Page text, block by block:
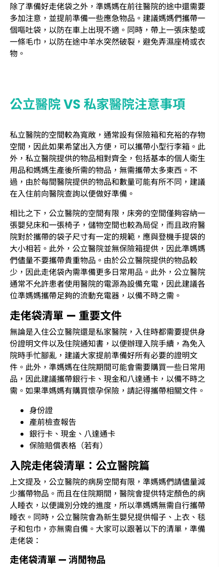
除了準備好走佬袋之外，準媽媽在前往醫院的途中還需要
多加注意，並提前準備一些應急物品。建議媽媽們攜帶一
個嘔吐袋，以防在車上出現不適。同時，帶上一張床墊或
一條毛巾，以防在途中羊水突然破裂，避免弄濕座椅或衣
物。
公立醫院 VS 私家醫院注意事項
私立醫院的空間較為寬敞，通常設有保險箱和充裕的存物
空間，因此如果希望出入方便，可以攜帶小型行李箱。此
外，私立醫院提供的物品相對齊全，包括基本的個人衛生
用品和媽媽生產後所需的物品，無需攜帶太多東西。不
過，由於每間醫院提供的物品和數量可能有所不同，建議
在入住前向醫院查詢以便做好準備。
相比之下，公立醫院的空間有限，床旁的空間僅夠容納一
張嬰兒床和一張椅子，儲物空間也較為局促，而且政府醫
院對於攜帶的袋子尺寸有一定的規範，應與登機手提袋的
大小相若。此外，公立醫院並無保險箱提供，因此準媽媽
們儘量不要攜帶貴重物品。由於公立醫院提供的物品較
少，因此走佬袋內需準備更多日常用品。此外，公立醫院
通常不允許患者使用醫院的電源為設備充電，因此建議各
位準媽媽攜帶足夠的流動充電器，以備不時之需。
走佬袋清單 — 重要文件
無論是入住公立醫院還是私家醫院，入住時都需要提供身
份證明文件以及住院通知書，以便辦理入院手續，為免入
院時手忙腳亂，建議大家提前準備好所有必要的證明文
件。此外，準媽媽在住院期間可能會需要購買一些日常用
品，因此建議攜帶銀行卡、現金和八達通卡，以備不時之
需。如果準媽媽有購買懷孕保險，請記得攜帶相關文件。
身份證
產前檢查報告
銀行卡、現金、八達通卡
保險賠償表格（若有）
入院走佬袋清單：公立醫院篇
上文提及，公立醫院的病房空間有限，準媽媽們請儘量減
少攜帶物品。而且在住院期間，醫院會提供特定顏色的病
人睡衣，以便識別分娩的進度，所以準媽媽無需自行攜帶
睡衣。同時，公立醫院會為新生嬰兒提供帽子、上衣、毯
子和包巾，亦無需自備。大家可以跟著以下的清單，準備
走佬袋：
走佬袋清單 — 消閒物品